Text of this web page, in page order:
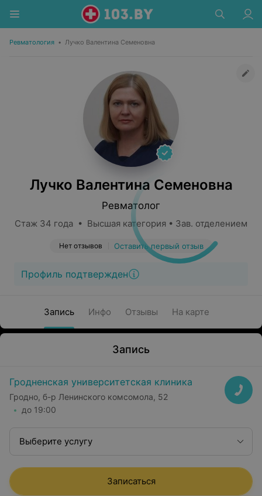
Ревматология • Лучко Валентина Семеновна
Лучко Валентина Семеновна
Ревматолог
Стаж 34 года • Высшая категория • Зав. отделением
Нет отзывов Оставить первый отзыв
Профиль подтвержден
Запись Инфо Отзывы На карте
Запись
Гродненская университетская клиника
Гродно, б-р Ленинского комсомола, 52
до 19:00
Выберите услугу
Записаться